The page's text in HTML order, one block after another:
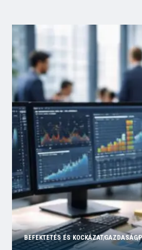
BEFEKTETÉS ÉS KOCKÁZATGAZDASÁG